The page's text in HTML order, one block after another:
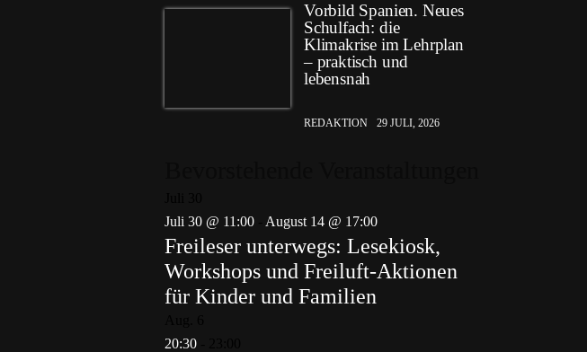
Vorbild Spanien. Neues
Schulfach: die
Klimakrise im Lehrplan
– praktisch und
lebensnah
REDAKTION 29 JULI, 2026
Juli 30 @ 11:00
August 14 @ 17:00
Freileser unterwegs: Lesekiosk,
Workshops und Freiluft-Aktionen
für Kinder und Familien
20:30